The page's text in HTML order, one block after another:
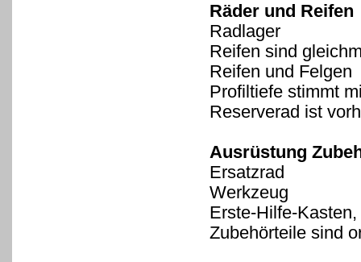
Räder und Reifen
Radlager
Reifen sind
Reifen und Felgen
Profiltiefe stimmt
Reserverad ist
Ausrüstung
Ersatzrad
Werkzeug
Erste-Hilfe-
Zubehörteile sind